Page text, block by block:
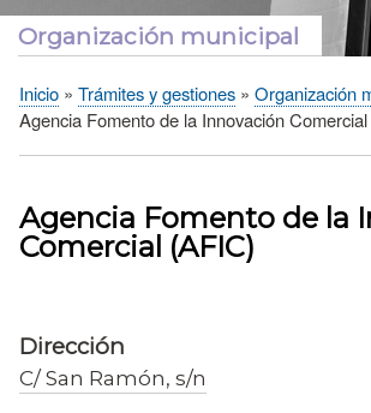
Organización municipal
Sobrescribir
ayuda
a
la
Inicio Trámites y gestiones
Organización
Agencia Fomento de la Innovación
Agencia Fomento de la
Comercial (AFIC)
Dirección
C/ San Ramón, s/n